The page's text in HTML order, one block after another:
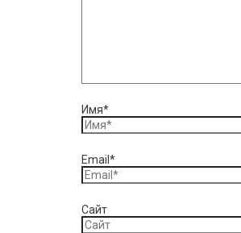
Имя*
Email*
Сайт